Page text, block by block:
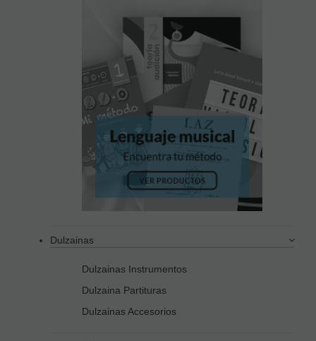
Dulzainas
Dulzainas Instrumentos
Dulzaina Partituras
Dulzainas Accesorios